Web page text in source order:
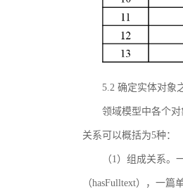
5.2 确定实体对象
领域模型中各个
关系可以概括为5种：
（1）组成关系
（hasFulltext），一